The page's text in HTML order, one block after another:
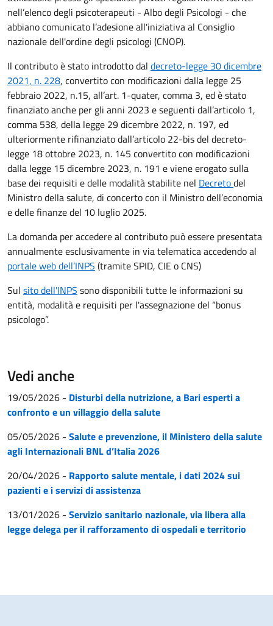
nell’elenco degli psicoterapeuti - Albo degli Psicologi - che
abbiano comunicato l’adesione all'iniziativa al Consiglio
nazionale dell'ordine degli psicologi (CNOP).
Il contributo è stato introdotto dal decreto-legge 30 dicembre
2021, n. 228, convertito con modificazioni dalla legge 25
febbraio 2022, n.15, all’art. 1-quater, comma 3, ed è stato
finanziato anche per gli anni 2023 e seguenti dall’articolo 1,
comma 538, della legge 29 dicembre 2022, n. 197, ed
ulteriormente rifinanziato dall’articolo 22-bis del decreto-
legge 18 ottobre 2023, n. 145 convertito con modificazioni
dalla legge 15 dicembre 2023, n. 191 e viene erogato sulla
base dei requisiti e delle modalità stabilite nel Decretodel
Ministro della salute, di concerto con il Ministro dell’economia
e delle finanze del 10 luglio 2025.
La domanda per accedere al contributo può essere presentata
annualmente esclusivamente in via telematica accedendo al
portale web dell’INPS (tramite SPID, CIE o CNS)
Sul sito dell'INPS sono disponibili tutte le informazioni su
entità, modalità e requisiti per l'assegnazione del “bonus
psicologo”.
Vedi anche
19/05/2026 - Disturbi della nutrizione, a Bari esperti a
confronto e un villaggio della salute
05/05/2026 - Salute e prevenzione, il Ministero della salute
agli Internazionali BNL d’Italia 2026
20/04/2026 - Rapporto salute mentale, i dati 2024 sui
pazienti e i servizi di assistenza
13/01/2026 - Servizio sanitario nazionale, via libera alla
legge delega per il rafforzamento di ospedali e territorio